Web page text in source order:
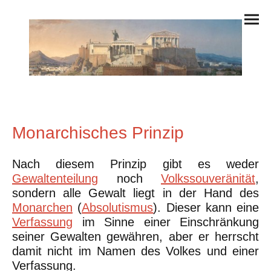
Monarchisches Prinzip
Nach diesem Prinzip gibt es weder
Gewaltenteilung noch Volkssouveränität,
sondern alle Gewalt liegt in der Hand des
Monarchen (Absolutismus). Dieser kann eine
Verfassung im Sinne einer Einschränkung
seiner Gewalten gewähren, aber er herrscht
damit nicht im Namen des Volkes und einer
Verfassung.